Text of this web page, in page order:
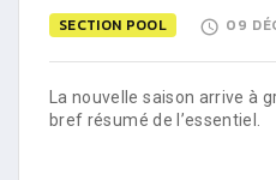
SECTION POOL 09
La nouvelle saison arrive à
bref résumé de l’essentiel.